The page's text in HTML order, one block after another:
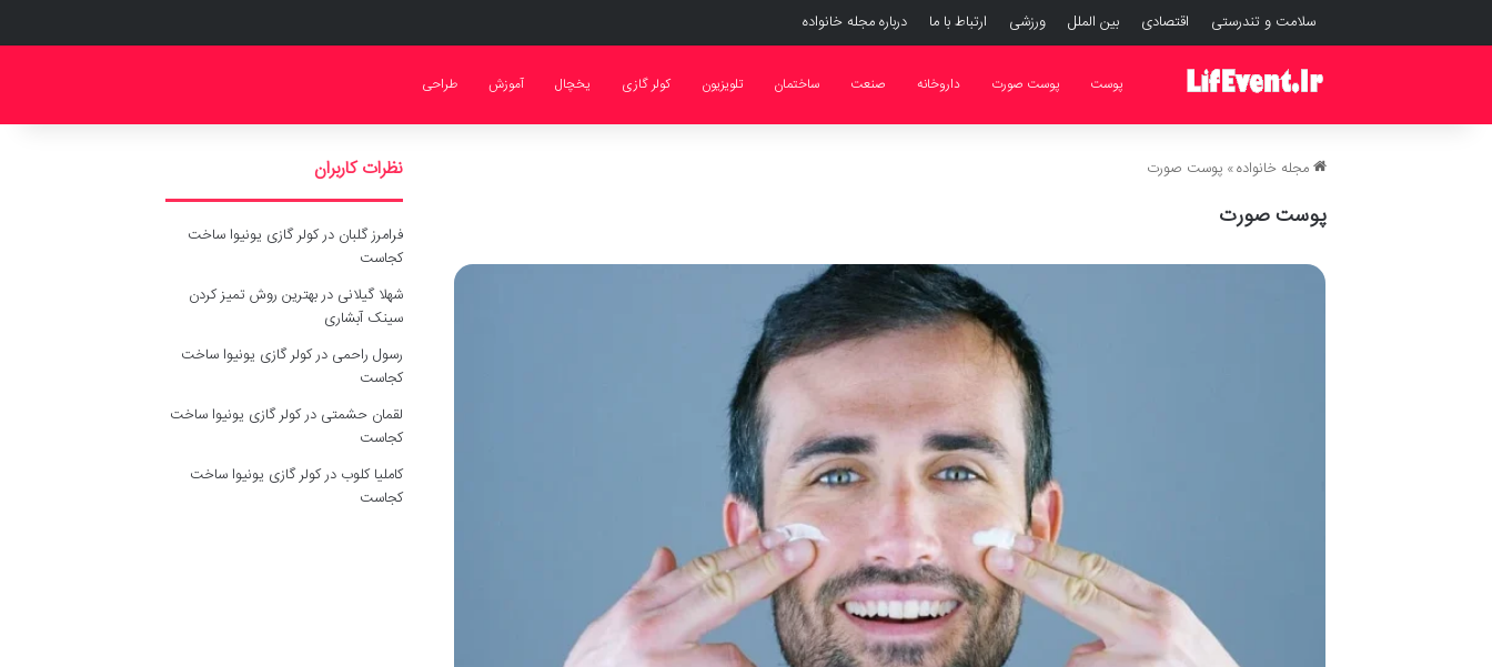
سلامت و تندرستی اقتصادی بین الملل ورزشی ارتباط با ما درباره مجله خانواده
پوست پوست صورت داروخانه صنعت ساختمان تلویزیون کولر گازی یخچال آموزش طراحی
مجله خانواده» پوست صورت
پوست صورت
نظرات کاربران
فرامرز گلبان درکولر گازی یونیوا ساخت
کجاست
شهلا گیلانی دربهترین روش تمیز کردن
سینک آبشاری
رسول راحمی درکولر گازی یونیوا ساخت
کجاست
لقمان حشمتی درکولر گازی یونیوا ساخت
کجاست
کاملیا کلوب درکولر گازی یونیوا ساخت
کجاست